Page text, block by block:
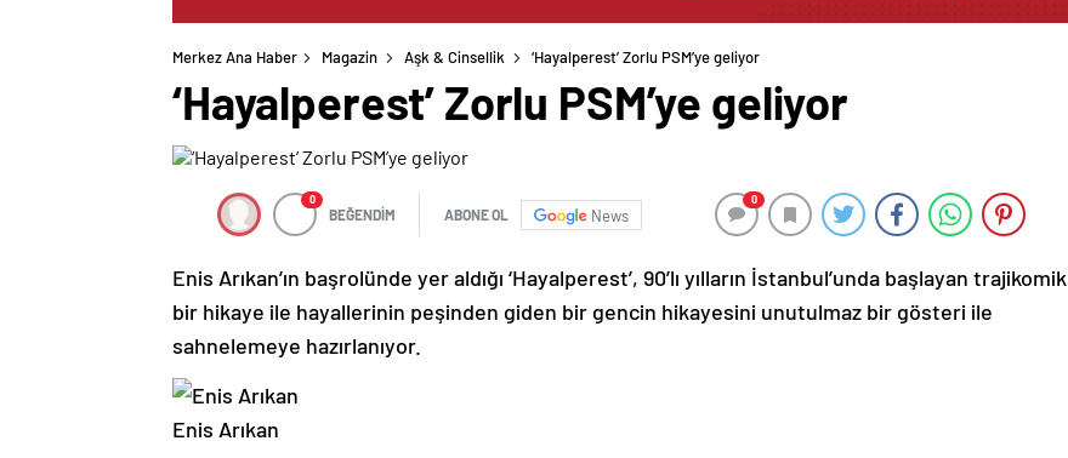
Merkez Ana Haber Magazin Aşk & Cinsellik ‘Hayalperest’ Zorlu PSM’ye geliyor
‘Hayalperest’ Zorlu PSM’ye geliyor
0
BEĞENDİM ABONE OL News
0
Enis Arıkan’ın başrolünde yer aldığı ‘Hayalperest’, 90’lı yılların İstanbul’unda başlayan trajikomik
bir hikaye ile hayallerinin peşinden giden bir gencin hikayesini unutulmaz bir gösteri ile
sahnelemeye hazırlanıyor.
Enis Arıkan